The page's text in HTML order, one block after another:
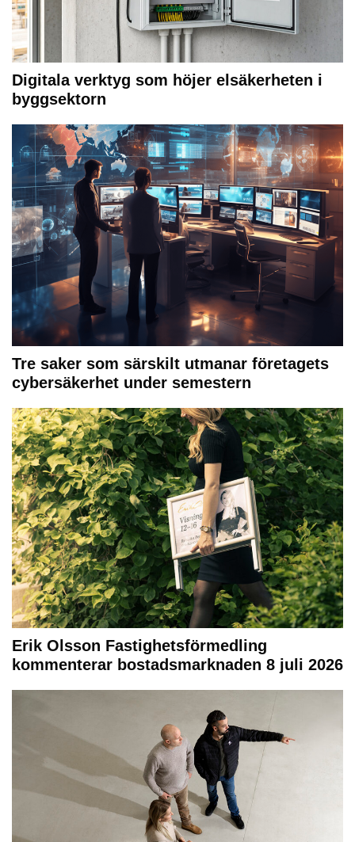
Digitala verktyg som höjer elsäkerheten i
byggsektorn
Tre saker som särskilt utmanar företagets
cybersäkerhet under semestern
Erik Olsson Fastighetsförmedling
kommenterar bostadsmarknaden 8 juli 2026